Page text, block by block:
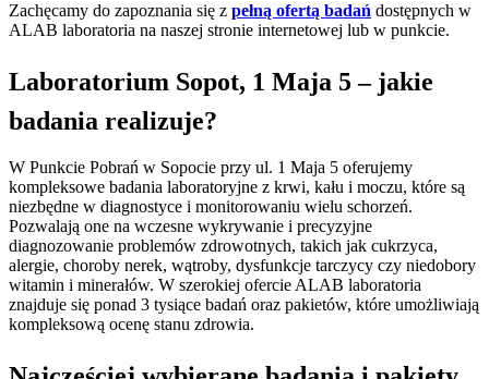
Zachęcamy do zapoznania się z pełną ofertą badań dostępnych w
ALAB laboratoria na naszej stronie internetowej lub w punkcie.
Laboratorium Sopot, 1 Maja 5 – jakie
badania realizuje?
W Punkcie Pobrań w Sopocie przy ul. 1 Maja 5 oferujemy
kompleksowe badania laboratoryjne z krwi, kału i moczu, które są
niezbędne w diagnostyce i monitorowaniu wielu schorzeń.
Pozwalają one na wczesne wykrywanie i precyzyjne
diagnozowanie problemów zdrowotnych, takich jak cukrzyca,
alergie, choroby nerek, wątroby, dysfunkcje tarczycy czy niedobory
witamin i minerałów. W szerokiej ofercie ALAB laboratoria
znajduje się ponad 3 tysiące badań oraz pakietów, które umożliwiają
kompleksową ocenę stanu zdrowia.